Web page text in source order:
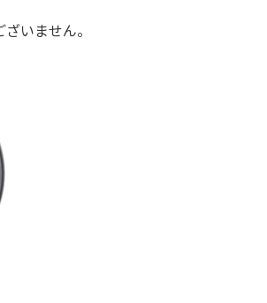
変更はございません。